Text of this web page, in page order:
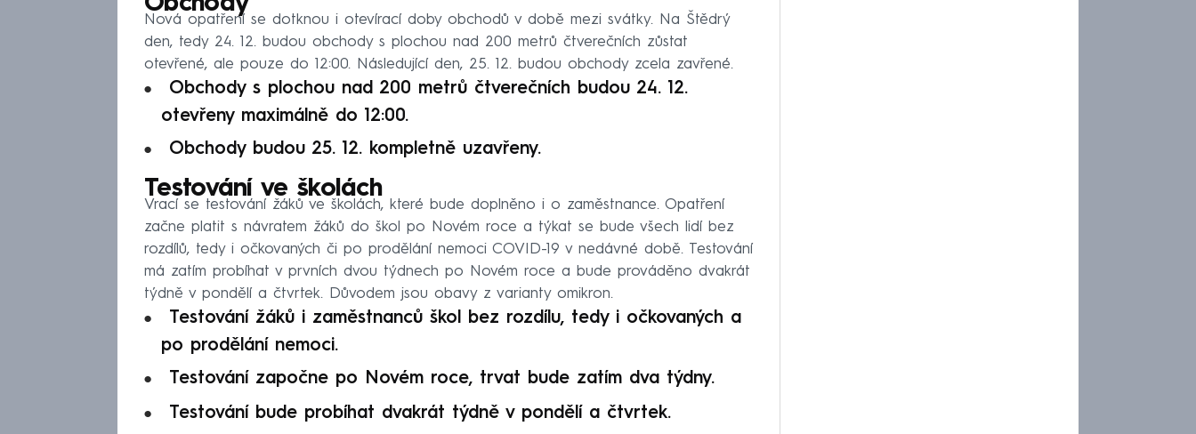
Nová opatření se dotknou i otevírací doby obchodů v době mezi svátky. Na Štědrý
den, tedy 24. 12. budou obchody s plochou nad 200 metrů čtverečních zůstat
otevřené, ale pouze do 12:00. Následující den, 25. 12. budou obchody zcela zavřené.
Obchody s plochou nad 200 metrů čtverečních budou 24. 12.
otevřeny maximálně do 12:00.
Obchody budou 25. 12. kompletně uzavřeny.
Testování ve školách
Vrací se testování žáků ve školách, které bude doplněno i o zaměstnance. Opatření
začne platit s návratem žáků do škol po Novém roce a týkat se bude všech lidí bez
rozdílů, tedy i očkovaných či po prodělání nemoci COVID-19 v nedávné době. Testování
má zatím probíhat v prvních dvou týdnech po Novém roce a bude prováděno dvakrát
týdně v pondělí a čtvrtek. Důvodem jsou obavy z varianty omikron.
Testování žáků i zaměstnanců škol bez rozdílu, tedy i očkovaných a
po prodělání nemoci.
Testování započne po Novém roce, trvat bude zatím dva týdny.
Testování bude probíhat dvakrát týdně v pondělí a čtvrtek.